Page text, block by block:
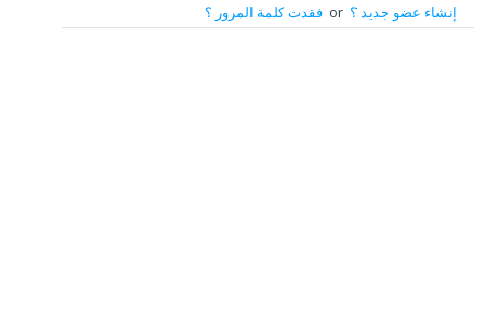
إنشاء عضو جديد ؟or فقدت كلمة المرور ؟